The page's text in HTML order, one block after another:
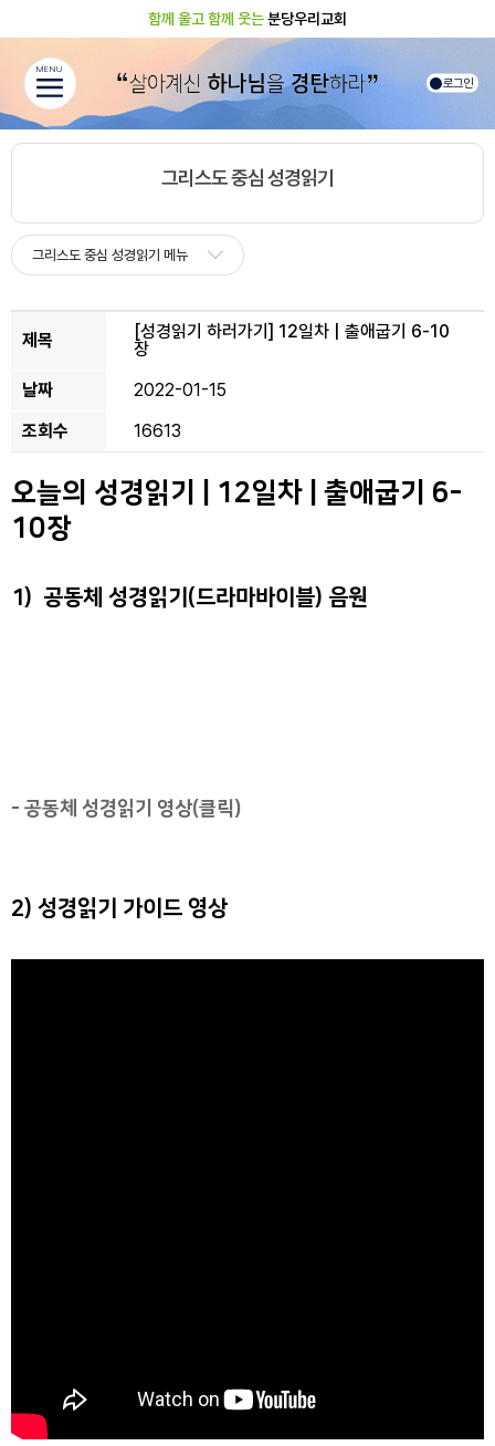
함께 울고 함께 웃는분당우리교회
로그인
MENU
그리스도 중심 성경읽기
그리스도 중심 성경읽기 메뉴
제목 [성경읽기 하러가기] 12일차 | 출애굽기 6-10
장
날짜
2022-01-15
조회수
16613
오늘의 성경읽기 | 12일차 | 출애굽기 6-
10장
1) 공동체 성경읽기(드라마바이블) 음원
- 공동체 성경읽기 영상(클릭)
2) 성경읽기 가이드 영상